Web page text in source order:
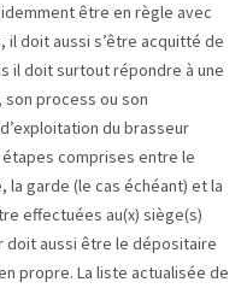
être en règle avec
doit aussi s’être acquitté de
il doit surtout répondre à une
process ou son
du brasseur
comprises entre le
garde (le cas échéant) et la
effectuées au(x) siège(s)
doit aussi être le dépositaire
propre. La liste actualisée de